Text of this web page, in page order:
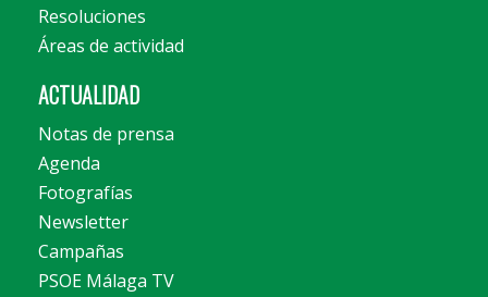
Resoluciones
Áreas de actividad
ACTUALIDAD
Notas de prensa
Agenda
Fotografías
Newsletter
Campañas
PSOE Málaga TV